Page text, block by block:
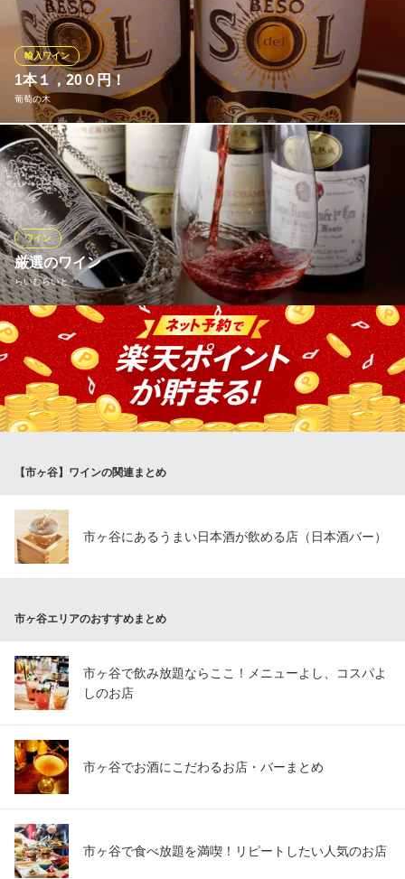
された深い旨味とほのかな甘みが特徴です。 デザートワインとし
て食後の1杯にぜひ
エル チリンギート
市ヶ谷スペイン料理店
地下鉄南北線市ケ谷駅 徒歩2分
東京都新宿区市谷八幡町12-1 ガーデンテラス市谷八幡1F
1本１，20０円！
葡萄の木
輸入ワイン
フルボトルです！スペインです！他にも、おいしいのはもちろ
ん、且つ、お安いワインを揃えております。
葡萄の木
レストラン
ＪＲ市ヶ谷駅 徒歩1分
東京都千代田区五番町5-1 第8田中ビルB1
厳選のワイン
らいむらいと
ワイン
《フランスワイン》リーファー(定温)コンテナで輸入し、地下６ｍ
にある地下蔵に保管。気温10～15℃、湿度90％に保たれており、
ワインの貯蔵には最適な場所です。 《イタリアワイン》自然な
味わいを大事にしている作り手のワインをリーファーコンテナで
輸入、添加物の使用が最小限なので雑味がなく味わいがクリアで
す。
らいむらいと
ＪＲ市ヶ谷駅 徒歩3分
東京都千代田区九段南3-4-8 パディホームズ一口坂B1･1F
【市ヶ谷】ワインの関連まとめ
市ヶ谷にあるうまい日本酒が飲める店（日本酒バー）
市ヶ谷エリアのおすすめまとめ
市ヶ谷で飲み放題ならここ！メニューよし、コスパよ
しのお店
市ヶ谷でお酒にこだわるお店・バーまとめ
市ヶ谷で食べ放題を満喫！リピートしたい人気のお店